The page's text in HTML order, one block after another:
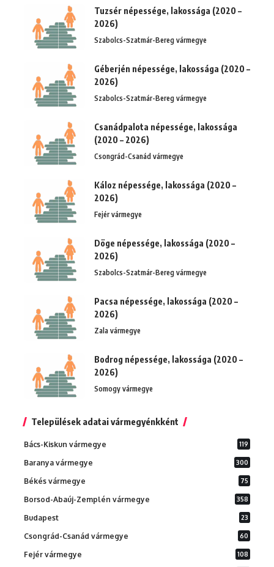
Tuzsér népessége, lakossága (2020 –
2026)
Szabolcs-Szatmár-Bereg vármegye
Géberjén népessége, lakossága (2020 –
2026)
Szabolcs-Szatmár-Bereg vármegye
Csanádpalota népessége, lakossága
(2020 – 2026)
Csongrád-Csanád vármegye
Káloz népessége, lakossága (2020 –
2026)
Fejér vármegye
Döge népessége, lakossága (2020 –
2026)
Szabolcs-Szatmár-Bereg vármegye
Pacsa népessége, lakossága (2020 –
2026)
Zala vármegye
Bodrog népessége, lakossága (2020 –
2026)
Somogy vármegye
Települések adatai vármegyénkként
Bács-Kiskun vármegye 119
Baranya vármegye 300
Békés vármegye 75
Borsod-Abaúj-Zemplén vármegye 358
Budapest 23
Csongrád-Csanád vármegye 60
Fejér vármegye 108